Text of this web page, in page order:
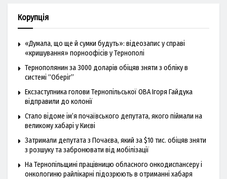
Корупція
«Думала, що ще й сумки будуть»: відеозапис у справі
«кришування» порноофісів у Тернополі
Тернополянин за 3000 доларів обіцяв зняти з обліку в
системі “Оберіг”
Ексзаступника голови Тернопільської ОВА Ігоря Гайдука
відправили до колонії
Стало відоме ім’я почаївського депутата, якого піймали на
великому хабарі у Києві
Затримали депутата з Почаєва, який за $10 тис. обіцяв зняти
з розшуку та забронювати від мобілізації
На Тернопільщині працівницю обласного онкодиспансеру і
онкологиню райлікарні підозрюють в отриманні хабаря